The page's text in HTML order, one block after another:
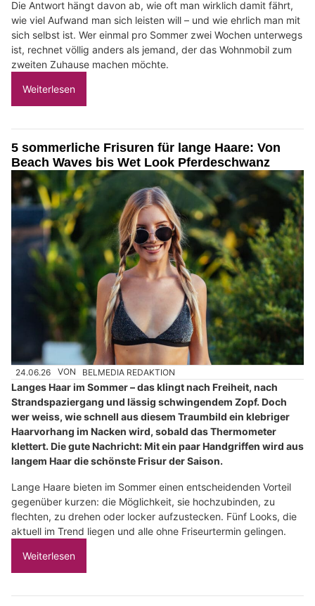
Die Antwort hängt davon ab, wie oft man wirklich damit fährt,
wie viel Aufwand man sich leisten will – und wie ehrlich man mit
sich selbst ist. Wer einmal pro Sommer zwei Wochen unterwegs
ist, rechnet völlig anders als jemand, der das Wohnmobil zum
zweiten Zuhause machen möchte.
Weiterlesen
5 sommerliche Frisuren für lange Haare: Von
Beach Waves bis Wet Look Pferdeschwanz
24.06.26 VON BELMEDIA REDAKTION
Langes Haar im Sommer – das klingt nach Freiheit, nach
Strandspaziergang und lässig schwingendem Zopf. Doch
wer weiss, wie schnell aus diesem Traumbild ein klebriger
Haarvorhang im Nacken wird, sobald das Thermometer
klettert. Die gute Nachricht: Mit ein paar Handgriffen wird aus
langem Haar die schönste Frisur der Saison.
Lange Haare bieten im Sommer einen entscheidenden Vorteil
gegenüber kurzen: die Möglichkeit, sie hochzubinden, zu
flechten, zu drehen oder locker aufzustecken. Fünf Looks, die
aktuell im Trend liegen und alle ohne Friseurtermin gelingen.
Weiterlesen